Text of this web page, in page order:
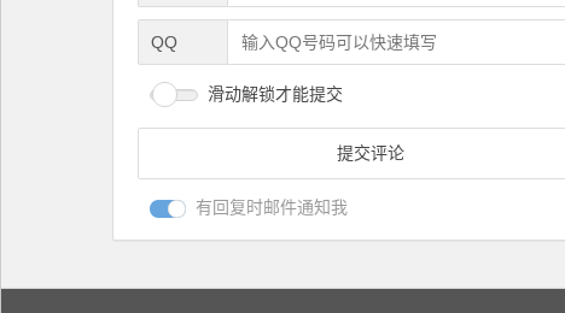
QQ
滑动解锁才能提交
有回复时邮件通知我